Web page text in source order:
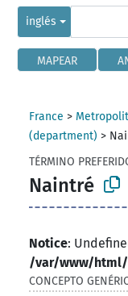
inglés
MAPEAR
France >
(department) >
TÉRMINO
Naintré
Notice:
/var/www/html/
CONCEPTO